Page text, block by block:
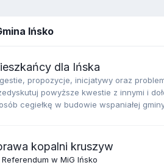
Ińsko
dla Ińska
propozycje, inicjatywy oraz
powyższe kwestie z innymi i
cegiełkę w budowie wspaniałej
kopalni kruszyw
Referendum w MiG Ińsko